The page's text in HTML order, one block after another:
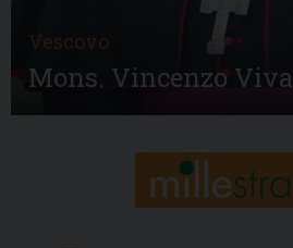
Vescovo
Mons. Vincenzo Viva